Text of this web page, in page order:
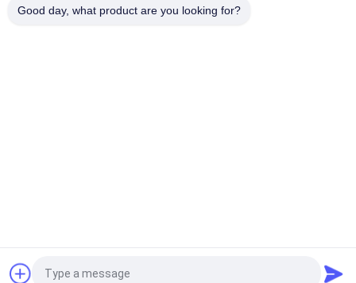
Vraag een offerte aan
Good day, what product are you looking for?